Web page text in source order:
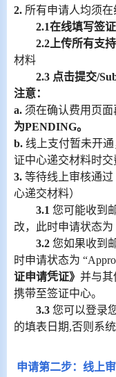
2. 所有申请人均须在
2.1在线填写签
2.2 上传所有支
材料
2.3 点击提交/
注意：
a. 须在确认费用页面
为PENDING。
b. 线上支付暂未开
证中心递交材料时交
3. 等待线上审核通
心递交材料）
3.1 您可能收到
改，此时申请状态为
3.2 您如果收到
时申请状态为 “
证申请凭证》 并与其
携带至签证中心。
3.3 您可以登录
的填表日期,否则系
申请第二步：线上